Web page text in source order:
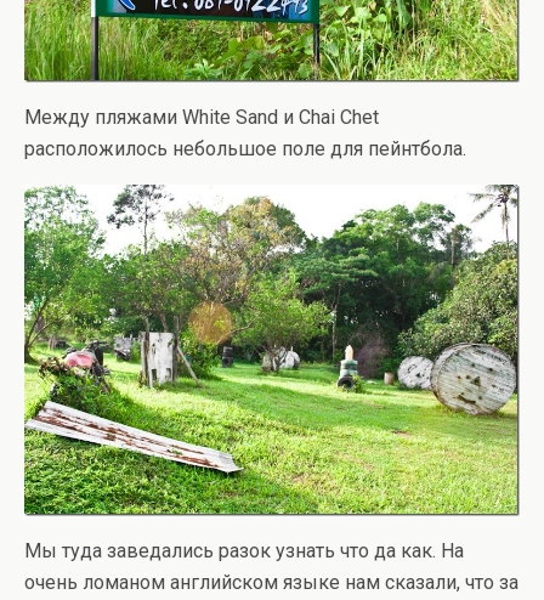
Между пляжами White Sand и Chai Chet
расположилось небольшое поле для пейнтбола.
Мы туда заведались разок узнать что да как. На
очень ломаном английском языке нам сказали, что за